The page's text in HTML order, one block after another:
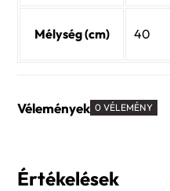
Mélység (cm) 40
Vélemények 0 VÉLEMÉNY
Értékelések